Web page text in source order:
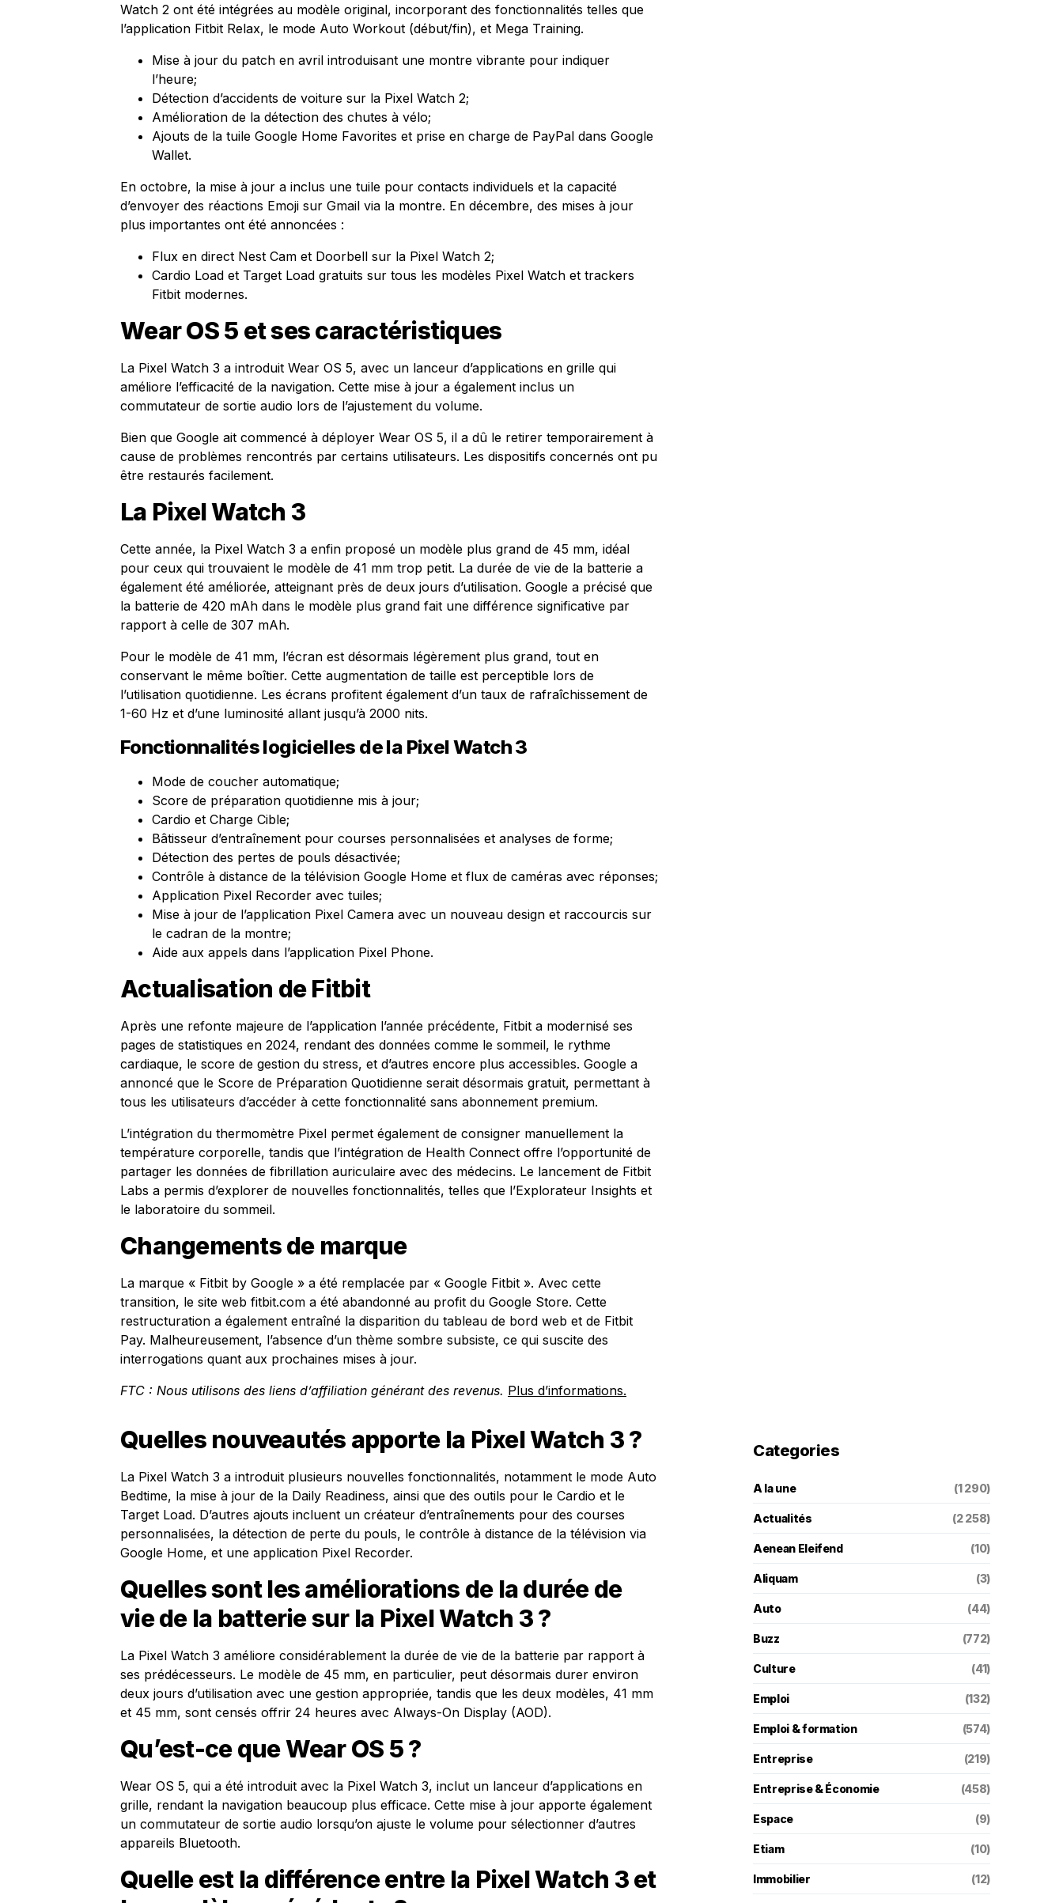
Watch 2 ont été intégrées au modèle original, incorporant des fonctionnalités telles que
l’application Fitbit Relax, le mode Auto Workout (début/fin), et Mega Training.
Mise à jour du patch en avril introduisant une montre vibrante pour indiquer
l’heure;
Détection d’accidents de voiture sur la Pixel Watch 2;
Amélioration de la détection des chutes à vélo;
Ajouts de la tuile Google Home Favorites et prise en charge de PayPal dans Google
Wallet.
En octobre, la mise à jour a inclus une tuile pour contacts individuels et la capacité
d’envoyer des réactions Emoji sur Gmail via la montre. En décembre, des mises à jour
plus importantes ont été annoncées :
Flux en direct Nest Cam et Doorbell sur la Pixel Watch 2;
Cardio Load et Target Load gratuits sur tous les modèles Pixel Watch et trackers
Fitbit modernes.
Wear OS 5 et ses caractéristiques
La Pixel Watch 3 a introduit Wear OS 5, avec un lanceur d’applications en grille qui
améliore l’efficacité de la navigation. Cette mise à jour a également inclus un
commutateur de sortie audio lors de l’ajustement du volume.
Bien que Google ait commencé à déployer Wear OS 5, il a dû le retirer temporairement à
cause de problèmes rencontrés par certains utilisateurs. Les dispositifs concernés ont pu
être restaurés facilement.
La Pixel Watch 3
Cette année, la Pixel Watch 3 a enfin proposé un modèle plus grand de 45 mm, idéal
pour ceux qui trouvaient le modèle de 41 mm trop petit. La durée de vie de la batterie a
également été améliorée, atteignant près de deux jours d’utilisation. Google a précisé que
la batterie de 420 mAh dans le modèle plus grand fait une différence significative par
rapport à celle de 307 mAh.
Pour le modèle de 41 mm, l’écran est désormais légèrement plus grand, tout en
conservant le même boîtier. Cette augmentation de taille est perceptible lors de
l’utilisation quotidienne. Les écrans profitent également d’un taux de rafraîchissement de
1-60 Hz et d’une luminosité allant jusqu’à 2000 nits.
Fonctionnalités logicielles de la Pixel Watch 3
Mode de coucher automatique;
Score de préparation quotidienne mis à jour;
Cardio et Charge Cible;
Bâtisseur d’entraînement pour courses personnalisées et analyses de forme;
Détection des pertes de pouls désactivée;
Contrôle à distance de la télévision Google Home et flux de caméras avec réponses;
Application Pixel Recorder avec tuiles;
Mise à jour de l’application Pixel Camera avec un nouveau design et raccourcis sur
le cadran de la montre;
Aide aux appels dans l’application Pixel Phone.
Actualisation de Fitbit
Après une refonte majeure de l’application l’année précédente, Fitbit a modernisé ses
pages de statistiques en 2024, rendant des données comme le sommeil, le rythme
cardiaque, le score de gestion du stress, et d’autres encore plus accessibles. Google a
annoncé que le Score de Préparation Quotidienne serait désormais gratuit, permettant à
tous les utilisateurs d’accéder à cette fonctionnalité sans abonnement premium.
L’intégration du thermomètre Pixel permet également de consigner manuellement la
température corporelle, tandis que l’intégration de Health Connect offre l’opportunité de
partager les données de fibrillation auriculaire avec des médecins. Le lancement de Fitbit
Labs a permis d’explorer de nouvelles fonctionnalités, telles que l’Explorateur Insights et
le laboratoire du sommeil.
Changements de marque
La marque « Fitbit by Google » a été remplacée par « Google Fitbit ». Avec cette
transition, le site web fitbit.com a été abandonné au profit du Google Store. Cette
restructuration a également entraîné la disparition du tableau de bord web et de Fitbit
Pay. Malheureusement, l’absence d’un thème sombre subsiste, ce qui suscite des
interrogations quant aux prochaines mises à jour.
FTC : Nous utilisons des liens d’affiliation générant des revenus. Plus d’informations.
Quelles nouveautés apporte la Pixel Watch 3 ?
La Pixel Watch 3 a introduit plusieurs nouvelles fonctionnalités, notamment le mode Auto
Bedtime, la mise à jour de la Daily Readiness, ainsi que des outils pour le Cardio et le
Target Load. D’autres ajouts incluent un créateur d’entraînements pour des courses
personnalisées, la détection de perte du pouls, le contrôle à distance de la télévision via
Google Home, et une application Pixel Recorder.
Quelles sont les améliorations de la durée de
vie de la batterie sur la Pixel Watch 3 ?
La Pixel Watch 3 améliore considérablement la durée de vie de la batterie par rapport à
ses prédécesseurs. Le modèle de 45 mm, en particulier, peut désormais durer environ
deux jours d’utilisation avec une gestion appropriée, tandis que les deux modèles, 41 mm
et 45 mm, sont censés offrir 24 heures avec Always-On Display (AOD).
Qu’est-ce que Wear OS 5 ?
Wear OS 5, qui a été introduit avec la Pixel Watch 3, inclut un lanceur d’applications en
grille, rendant la navigation beaucoup plus efficace. Cette mise à jour apporte également
un commutateur de sortie audio lorsqu’on ajuste le volume pour sélectionner d’autres
appareils Bluetooth.
Quelle est la différence entre la Pixel Watch 3 et
Categories
A la une (1 290)
Actualités (2 258)
Aenean Eleifend (10)
Aliquam (3)
Auto (44)
Buzz (772)
Culture (41)
Emploi (132)
Emploi & formation (574)
Entreprise (219)
Entreprise & Économie (458)
Espace (9)
Etiam (10)
Immobilier (12)